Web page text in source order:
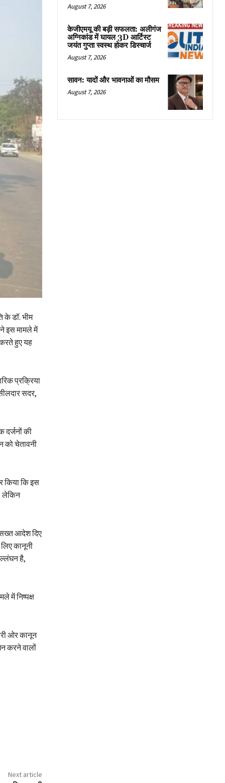
के डॉ. भीम
इस मामले में
हुए यह
प्रक्रिया
सदर,
दर्जनों की
को चेतावनी
किया कि इस
लेकिन
सख्त आदेश दिए
कानूनी
है,
में निष्पक्ष
ओर कानून
करने वालों
Next article
August 7, 2026
केजीएमयू की बड़ी सफलता: अलीगंज
अग्निकांड में घायल 3D आर्टिस्ट
जयंत गुप्ता स्वस्थ होकर डिस्चार्ज
August 7, 2026
सावन: यादों और भावनाओं का मौसम
August 7, 2026